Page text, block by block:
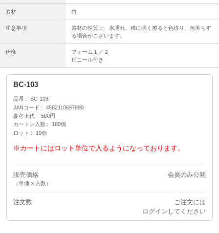
素材 竹
注意事項
素材の性質上、水濡れ、稀に強く擦ると色移り、色落ちす
る場合がございます。
仕様
フォーム１／２
ビニール付き
BC-103
品番
BC-103
JANコード
4582110697890
参考上代
500円
カートン入数
180個
ロット
10個
※カートにはロット単位で入るようになっております。
販売価格
（単価 × 入数）
会員のみ公開
注文数
ご注文には
ログイン してください